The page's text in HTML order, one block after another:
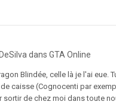
dans GTA Online
Blindée, celle là je l'ai
caisse (Cognocenti par
de chez moi dans toute